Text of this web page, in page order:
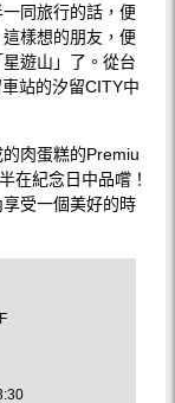
同旅行的話，便
樣想的朋友，便
遊山」了。從台
站的汐留CITY中
肉蛋糕的Premiu
在紀念日中品嚐！
受一個美好的時